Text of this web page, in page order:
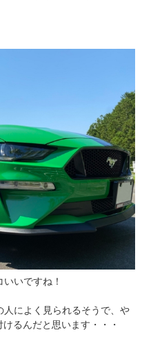
いですね！
によく見られるそうで、や
るんだと思います・・・